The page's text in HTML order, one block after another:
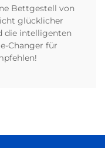
Bettgestell von
glücklicher
die intelligenten
Changer für